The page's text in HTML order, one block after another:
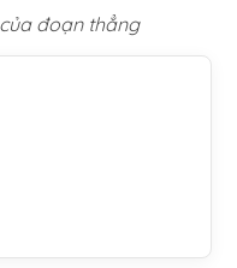
đoạn thẳng